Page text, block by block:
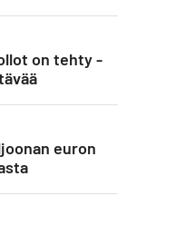
on tehty -
euron